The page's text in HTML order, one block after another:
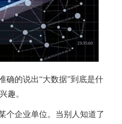
确的说出“大数据”到底是什
趣。
个企业单位。当别人知道了